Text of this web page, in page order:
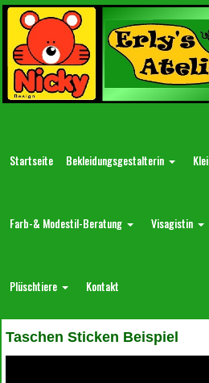
Startseite Bekleidungsgestalterin
Farb-& Modestil-Beratung Visagistin
Plüschtiere Kontakt
Taschen Sticken Beispiel